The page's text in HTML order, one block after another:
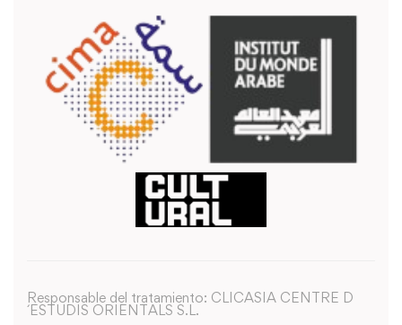
Responsable del tratamiento: CLICASIA CENTRE D
´ESTUDIS ORIENTALS S.L.